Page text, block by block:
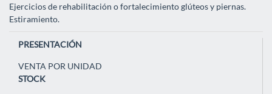
Ejercicios de rehabilitación o fortalecimiento glúteos y piernas.
Estiramiento.
PRESENTACIÓN
VENTA POR UNIDAD
STOCK